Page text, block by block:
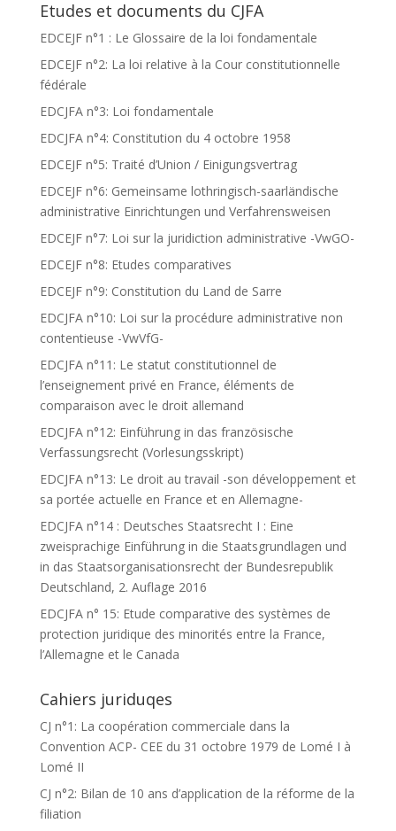
Etudes et documents du CJFA
EDCEJF n°1 : Le Glossaire de la loi fondamentale
EDCEJF n°2: La loi relative à la Cour constitutionnelle
fédérale
EDCJFA n°3: Loi fondamentale
EDCJFA n°4: Constitution du 4 octobre 1958
EDCEJF n°5: Traité d’Union / Einigungsvertrag
EDCEJF n°6: Gemeinsame lothringisch-saarländische
administrative Einrichtungen und Verfahrensweisen
EDCEJF n°7: Loi sur la juridiction administrative -VwGO-
EDCEJF n°8: Etudes comparatives
EDCEJF n°9: Constitution du Land de Sarre
EDCJFA n°10: Loi sur la procédure administrative non
contentieuse -VwVfG-
EDCJFA n°11: Le statut constitutionnel de
l’enseignement privé en France, éléments de
comparaison avec le droit allemand
EDCJFA n°12: Einführung in das französische
Verfassungsrecht (Vorlesungsskript)
EDCJFA n°13: Le droit au travail -son développement et
sa portée actuelle en France et en Allemagne-
EDCJFA n°14 : Deutsches Staatsrecht I : Eine
zweisprachige Einführung in die Staatsgrundlagen und
in das Staatsorganisationsrecht der Bundesrepublik
Deutschland, 2. Auflage 2016
EDCJFA n° 15: Etude comparative des systèmes de
protection juridique des minorités entre la France,
l’Allemagne et le Canada
Cahiers juriduqes
CJ n°1: La coopération commerciale dans la
Convention ACP- CEE du 31 octobre 1979 de Lomé I à
Lomé II
CJ n°2: Bilan de 10 ans d’application de la réforme de la
filiation